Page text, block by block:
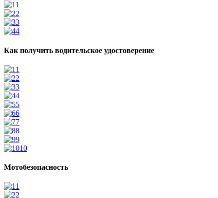
1
2
3
4
Как получить водительское удостоверение
1
2
3
4
5
6
7
8
9
10
Мотобезопасность
1
2